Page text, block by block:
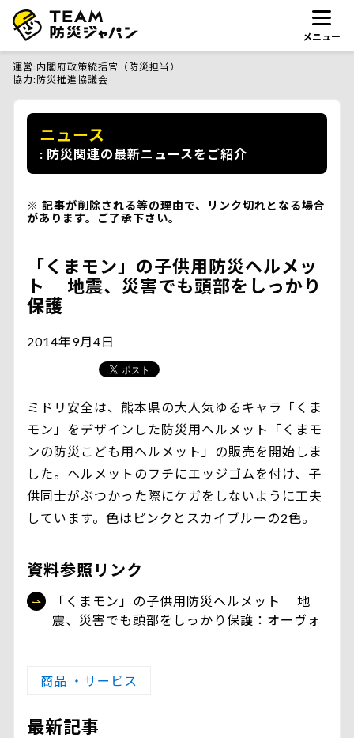
メニュー
運営 内閣府政策統括官（防災担当）
協力 防災推進協議会
ニュース
防災関連の最新ニュースをご紹介
記事が削除される等の理由で、リンク切れとなる場合
があります。ご了承下さい。
「くまモン」の子供用防災ヘルメッ
ト 地震、災害でも頭部をしっかり
保護
2014年9月4日
ミドリ安全は、熊本県の大人気ゆるキャラ「くま
モン」をデザインした防災用ヘルメット「くまモ
ンの防災こども用ヘルメット」の販売を開始しま
した。ヘルメットのフチにエッジゴムを付け、子
供同士がぶつかった際にケガをしないように工夫
しています。色はピンクとスカイブルーの2色。
資料参照リンク
「くまモン」の子供用防災ヘルメット 地
震、災害でも頭部をしっかり保護：オーヴォ
商品 ・サービス
最新記事